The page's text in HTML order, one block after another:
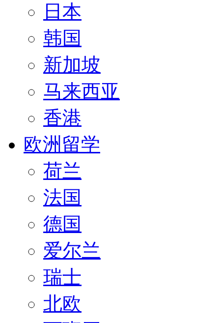
日本
韩国
新加坡
马来西亚
香港
欧洲留学
荷兰
法国
德国
爱尔兰
瑞士
北欧